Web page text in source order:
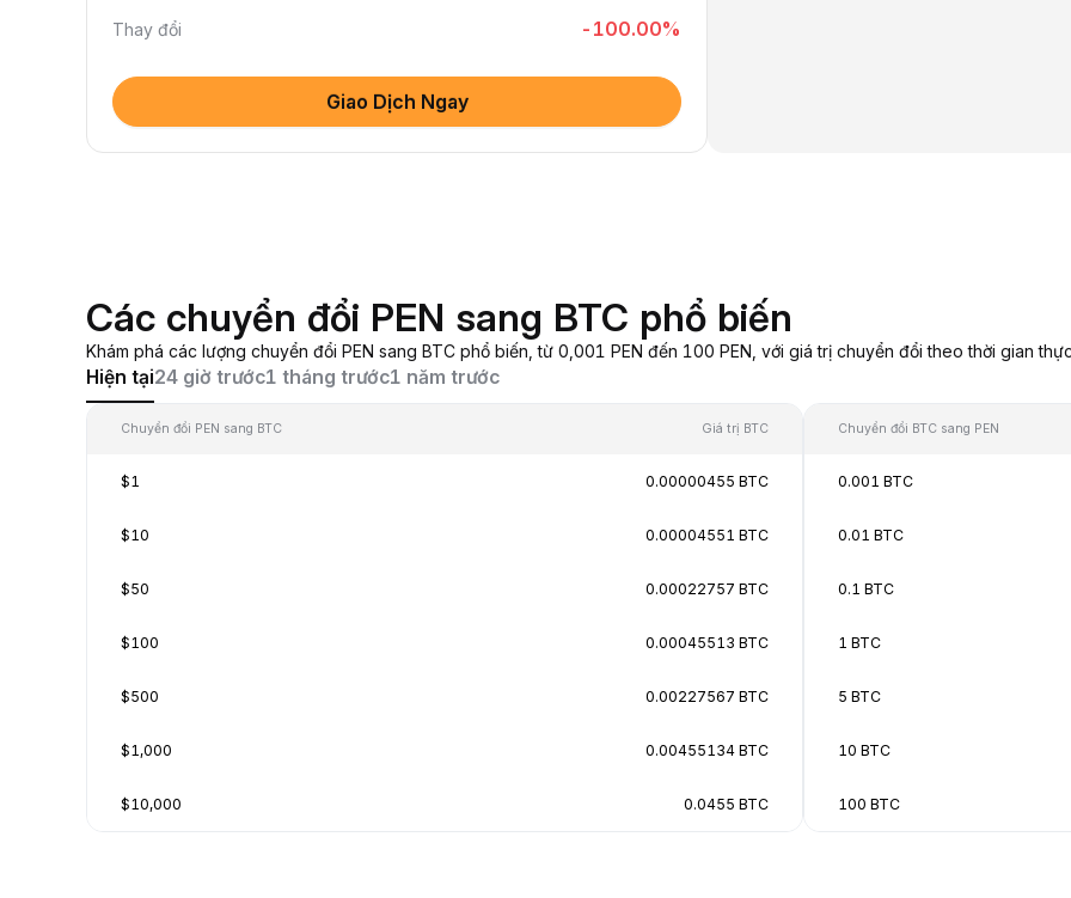
Thay đổi -100.00%
Giao Dịch Ngay
Các chuyển đổi PEN sang BTC phổ biến
Khám phá các lượng chuyển đổi PEN sang BTC phổ biến, từ 0,001 PEN đến 100 PEN, với giá trị chuyển đổi theo thời gian
Hiện tại24 giờ trước1 tháng trước1 năm trước
Chuyển đổi PEN sang BTC Giá trị BTC
$1 0.00000455 BTC
$10 0.00004551 BTC
$50 0.00022757 BTC
$100 0.00045513 BTC
$500 0.00227567 BTC
$1,000 0.00455134 BTC
$10,000 0.0455 BTC
Chuyển đổi BTC sang PEN
0.001 BTC
0.01 BTC
0.1 BTC
1 BTC
5 BTC
10 BTC
100 BTC